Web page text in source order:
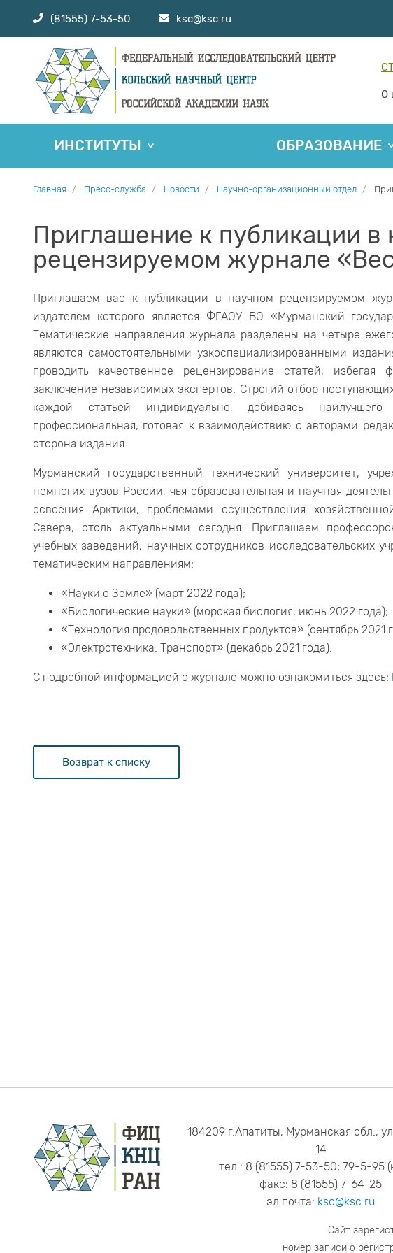
(81555) 7-53-50 ksc@ksc.ru
О
ИНСТИТУТЫ ОБРАЗОВАНИЕ
Главная Пресс-служба Новости Научно-организационный отдел
Приглашение к публикации в
рецензируемом журнале
Приглашаем вас к публикации в научном рецензируемом
издателем которого является ФГАОУ ВО «Мурманский
Тематические направления журнала разделены на четыре
являются самостоятельными узкоспециализированными
проводить качественное рецензирование статей,
заключение независимых экспертов. Строгий отбор
каждой статьей индивидуально, добиваясь наилучшего
профессиональная, готовая к взаимодействию с авторами
сторона издания.
Мурманский государственный технический университет,
немногих вузов России, чья образовательная и научная
освоения Арктики, проблемами осуществления
Cевера, столь актуальными сегодня. Приглашаем
учебных заведений, научных сотрудников исследовательских
тематическим направлениям:
«Науки о Земле» (март 2022 года);
«Биологические науки» (морская биология, июнь 2022 года);
«Технология продовольственных продуктов» (сентябрь 2021
«Электротехника. Транспорт» (декабрь 2021 года).
С подробной информацией о журнале можно ознакомиться здесь:
Возврат к списку
184209 г.Апатиты, Мурманская обл.,
14
тел.: 8 (81555) 7-53-50; 79-5-95
факс: 8 (81555) 7-64-25
эл.почта: ksc@ksc.ru
Сайт
номер записи о